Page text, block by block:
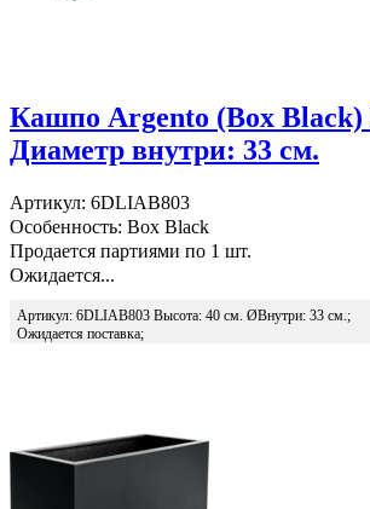
Кашпо Argento (Box Black)
Диаметр внутри: 33 см.
Артикул: 6DLIAB803
Особенность: Box Black
Продается партиями по 1 шт.
Ожидается...
Артикул: 6DLIAB803 Высота: 40 см. ØВнутри: 33 см.;
Ожидается поставка;